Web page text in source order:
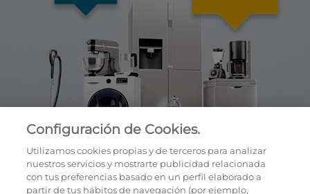
Configuración de Cookies.
Utilizamos cookies propias y de terceros para analizar
nuestros servicios y mostrarte publicidad relacionada
con tus preferencias basado en un perfil elaborado a
partir de tus hábitos de navegación (por ejemplo,